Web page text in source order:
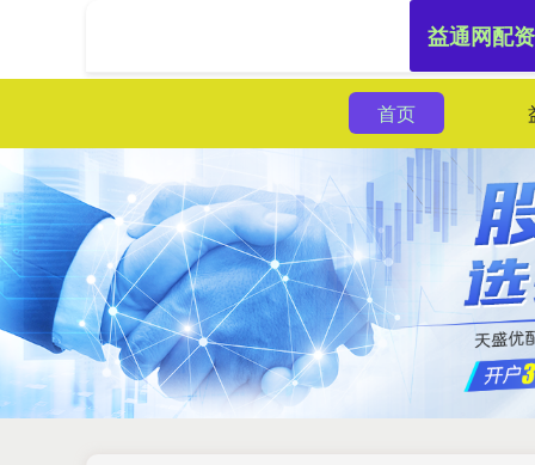
首页
益通网配